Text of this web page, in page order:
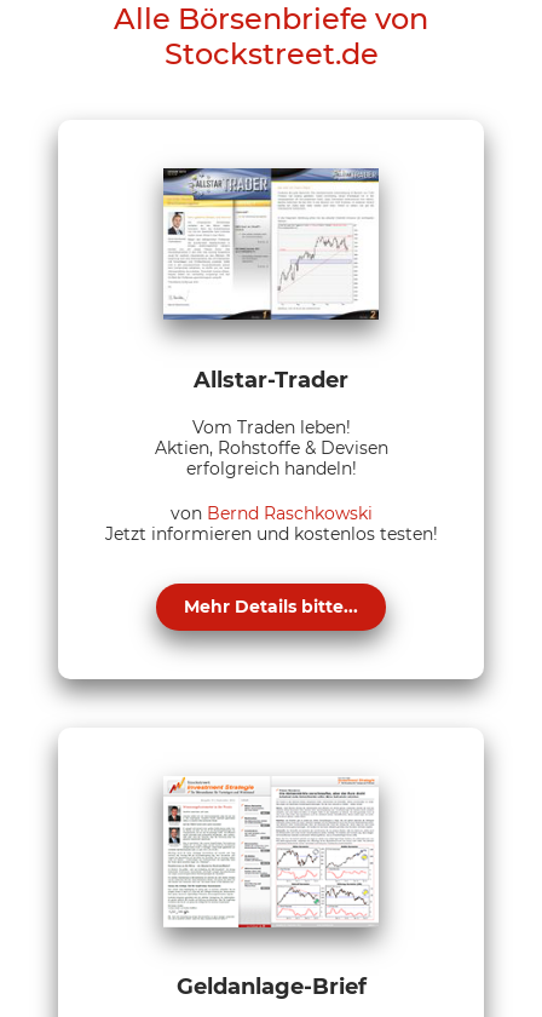
Alle Börsenbriefe von
Stockstreet.de
Allstar-Trader
Vom Traden leben!
Aktien, Rohstoffe & Devisen
erfolgreich handeln!
von Bernd Raschkowski
Jetzt informieren und kostenlos testen!
Mehr Details bitte...
Geldanlage-Brief